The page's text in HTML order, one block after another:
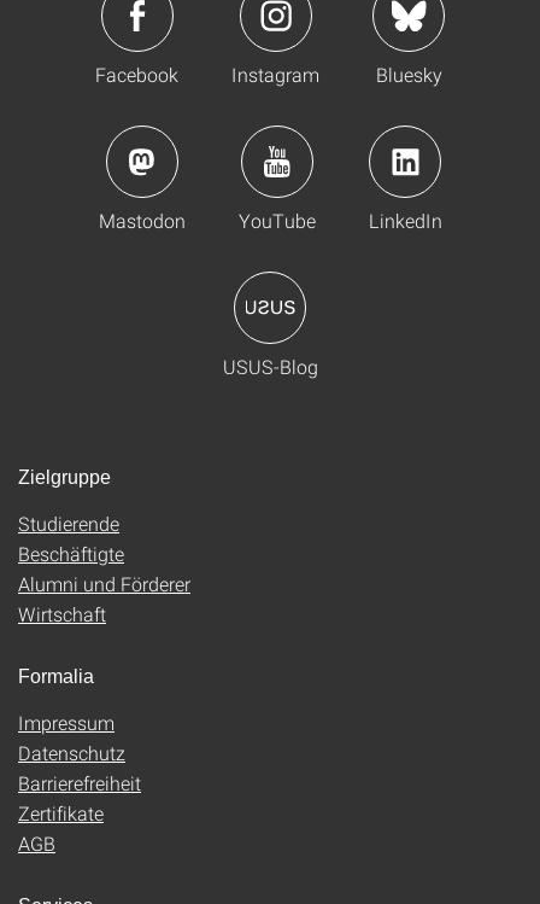
Facebook Instagram Bluesky
Mastodon YouTube LinkedIn
USUS-Blog
Zielgruppe
Studierende
Beschäftigte
Alumni und Förderer
Wirtschaft
Formalia
Impressum
Datenschutz
Barrierefreiheit
Zertifikate
AGB